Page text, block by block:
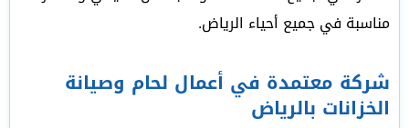
مناسبة في جميع أحياء الرياض.
شركة معتمدة في أعمال لحام وصيانة
الخزانات بالرياض